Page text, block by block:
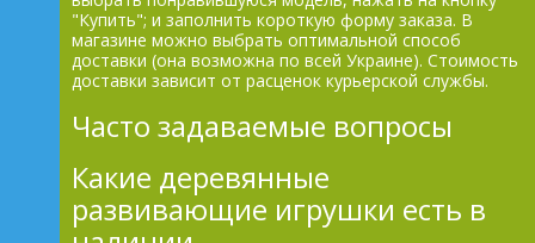
"Купить"; и заполнить короткую форму заказа. В
магазине можно выбрать оптимальной способ
доставки (она возможна по всей Украине). Стоимость
доставки зависит от расценок курьерской службы.
Часто задаваемые вопросы
Какие деревянные
развивающие игрушки есть в